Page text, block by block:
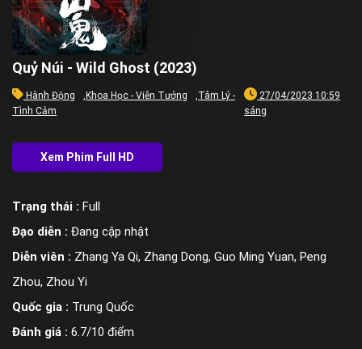
Quỷ Núi - Wild Ghost (2023)
Hành Động , Khoa Học - Viễn Tưởng ,Tâm Lý -
Tình Cảm
27/04/2023 10:59
sáng
Trạng thái : Full
Đạo diễn : Đang cập nhật
Diễn viên : Zhang Ya Qi, Zhang Dong, Guo Ming Yuan, Peng
Zhou, Zhou Yi
Quốc gia : Trung Quốc
Đánh giá : 6.7/10 điểm